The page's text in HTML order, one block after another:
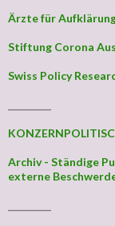
Ärzte für
Stiftung Corona
Swiss Policy
Archiv - Ständige
externe